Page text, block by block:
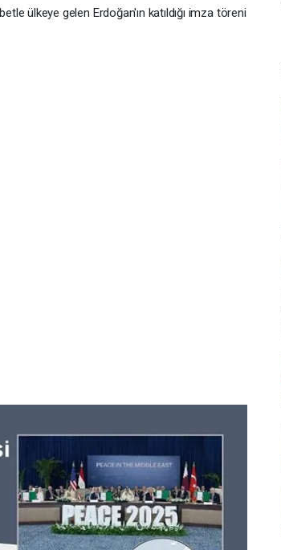
ülkeye gelen Erdoğan'ın katıldığı imza töreni